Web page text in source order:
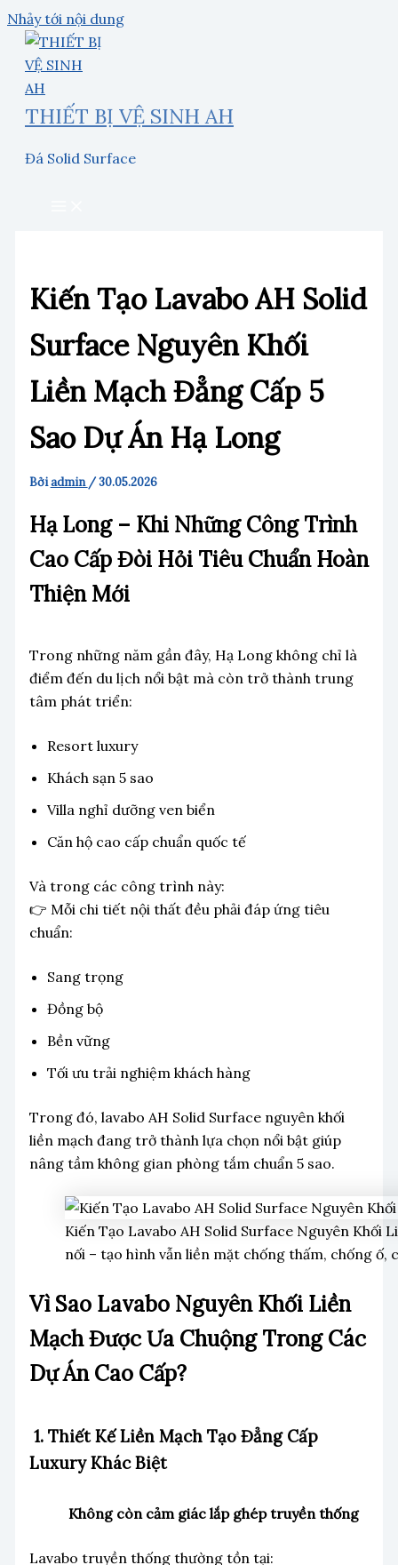
Nhảy tới nội dung
THIẾT BỊ VỆ SINH AH
Đá Solid Surface
Kiến Tạo Lavabo AH Solid
Surface Nguyên Khối
Liền Mạch Đẳng Cấp 5
Sao Dự Án Hạ Long
Bởiadmin /30.05.2026
Hạ Long – Khi Những Công Trình
Cao Cấp Đòi Hỏi Tiêu Chuẩn Hoàn
Thiện Mới
Trong những năm gần đây, Hạ Long không chỉ là
điểm đến du lịch nổi bật mà còn trở thành trung
tâm phát triển:
Resort luxury
Khách sạn 5 sao
Villa nghỉ dưỡng ven biển
Căn hộ cao cấp chuẩn quốc tế
Và trong các công trình này:
👉 Mỗi chi tiết nội thất đều phải đáp ứng tiêu
chuẩn:
Sang trọng
Đồng bộ
Bền vững
Tối ưu trải nghiệm khách hàng
Trong đó, lavabo AH Solid Surface nguyên khối
liền mạch đang trở thành lựa chọn nổi bật giúp
nâng tầm không gian phòng tắm chuẩn 5 sao.
Kiến Tạo Lavabo AH Solid Surface Nguyên Khối
nối – tạo hình vẫn liền mặt chống thấm, chống ố,
Vì Sao Lavabo Nguyên Khối Liền
Mạch Được Ưa Chuộng Trong Các
Dự Án Cao Cấp?
1. Thiết Kế Liền Mạch Tạo Đẳng Cấp
Luxury Khác Biệt
Không còn cảm giác lắp ghép truyền thống
Lavabo truyền thống thường tồn tại: